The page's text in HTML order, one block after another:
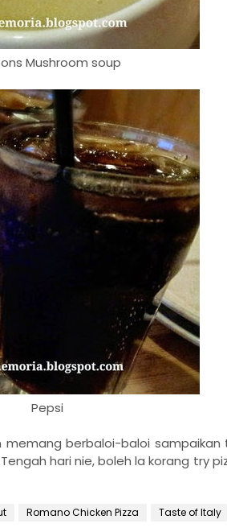
Mushroom soup
Pepsi
berbaloi-baloi
hari nie, boleh la korang try
Romano Chicken Pizza Taste of Italy